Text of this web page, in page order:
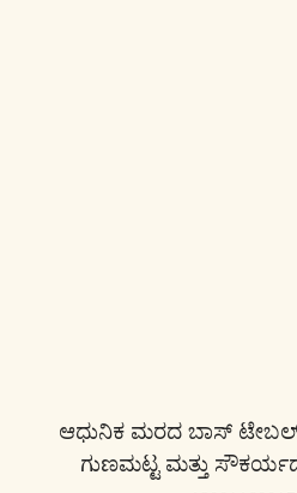
ಆಧುನಿಕ ಮರದ ಬಾಸ್ ಟೇಬಲ್
ಗುಣಮಟ್ಟ ಮತ್ತು